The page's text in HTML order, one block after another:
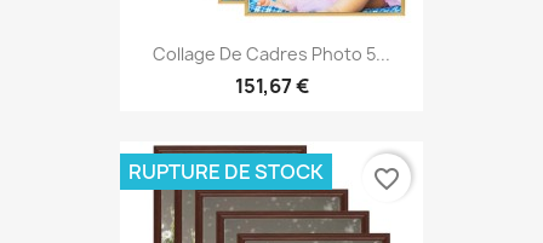
Collage De Cadres Photo 5...
151,67 €
RUPTURE DE STOCK favorite_border